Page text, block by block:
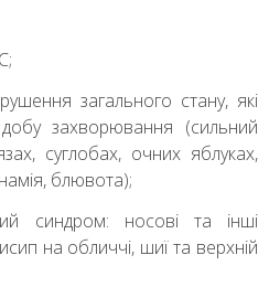
загального стану, які
захворювання (сильний
суглобах, очних яблуках,
блювота);
синдром: носові та інші
на обличчі, шиї та верхній